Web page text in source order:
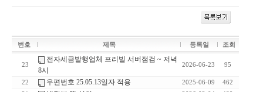
번호 제목 등록일 조회
23
전자세금발행업체 프리빌 서버점검 ~ 저녁
8시
2026-06-23 95
22 우편번호 25.05.13일자 적용 2025-06-09
462